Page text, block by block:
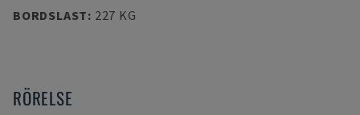
BORDSLAST: 227 KG
RÖRELSE